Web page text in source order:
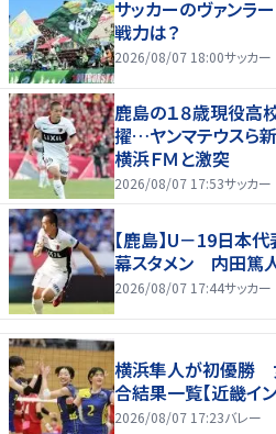
サッカーのヴァン
戦力は？
2026/08/07 18:00サッカー
鹿島の１８歳現役高
擢…ヤンマテウスら
横浜ＦＭと激突
2026/08/07 17:53サッカー
【鹿島】U－19日本
幕スタメン 内田篤
2026/08/07 17:44サッカー
横浜隼人が初優勝
合結果一覧【近畿イ
2026/08/07 17:23バレー